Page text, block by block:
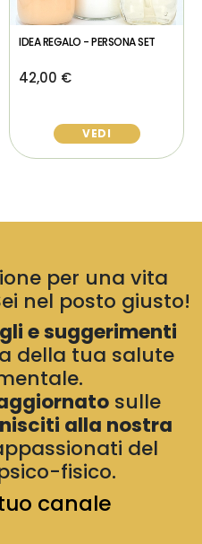
IDEA REGALO - PERSONA SET
42,00 €
VEDI
per una vita
nel posto giusto!
e suggerimenti
della tua salute
sulle
alla nostra
del
fisico.
canale